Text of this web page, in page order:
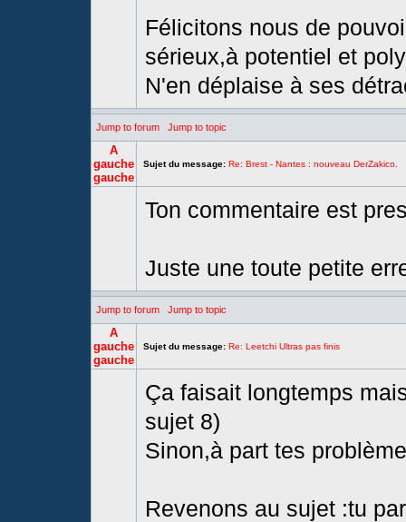
Félicitons nous de
sérieux,à potentiel et
N'en déplaise à ses
Jump to forum Jump to topic
A
gauche
gauche
Sujet du message: Re: Brest - Nantes : nouveau DerZakico.
Ton commentaire est
Juste une toute petite
Jump to forum Jump to topic
A
gauche
gauche
Sujet du message: Re: Leetchi Ultras pas finis
Ça faisait longtemps
sujet 8)
Sinon,à part tes
Revenons au sujet :tu